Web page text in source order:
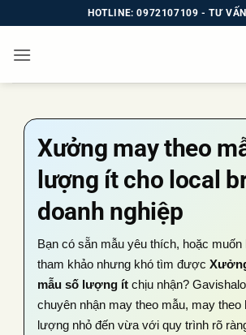
qua
nội
HOTLINE: 0972107109 - TƯ VẤN
Xưởng may theo
lượng ít cho local
doanh nghiệp
Bạn có sẵn mẫu yêu thích, hoặc muốn
tham khảo nhưng khó tìm được
mẫu số lượng ít chịu nhận?
chuyên nhận may theo mẫu, may theo
lượng nhỏ đến vừa với quy trình rõ